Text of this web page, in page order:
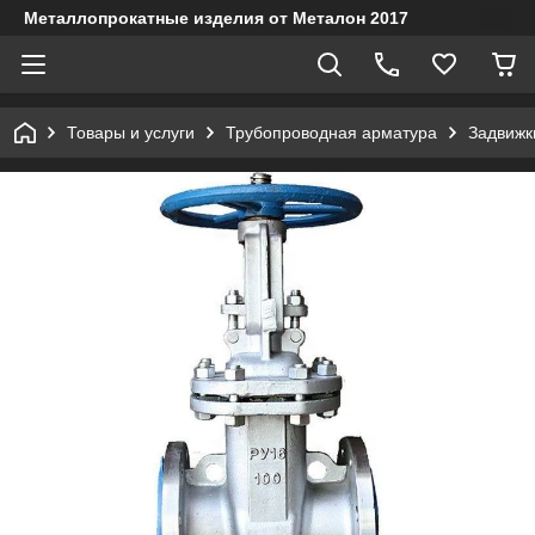
Металлопрокатные изделия от Металон 2017
Товары и услуги Трубопроводная арматура